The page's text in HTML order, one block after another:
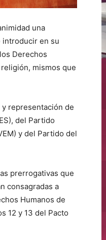
una
introducir en su
Derechos
mismos que
representación de
del Partido
y del Partido del
prerrogativas que
consagradas a
Humanos de
12 y 13 del Pacto